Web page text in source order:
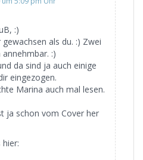
:)
als du. :) Zwei
:)
da sind ja auch einige
eingezogen.
Marina auch mal lesen.
ja schon vom Cover her